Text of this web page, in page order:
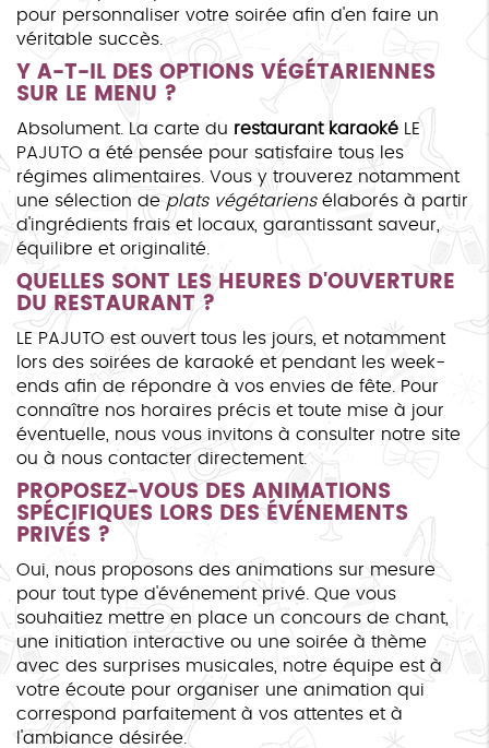
pour personnaliser votre soirée afin d'en faire un
véritable succès.
Y A-T-IL DES OPTIONS VÉGÉTARIENNES
SUR LE MENU ?
Absolument. La carte du restaurant karaoké LE
PAJUTO a été pensée pour satisfaire tous les
régimes alimentaires. Vous y trouverez notamment
une sélection deplats végétariensélaborés à partir
d'ingrédients frais et locaux, garantissant saveur,
équilibre et originalité.
QUELLES SONT LES HEURES D'OUVERTURE
DU RESTAURANT ?
LE PAJUTO est ouvert tous les jours, et notamment
lors des soirées de karaoké et pendant les week-
ends afin de répondre à vos envies de fête. Pour
connaître nos horaires précis et toute mise à jour
éventuelle, nous vous invitons à consulter notre site
ou à nous contacter directement.
PROPOSEZ-VOUS DES ANIMATIONS
SPÉCIFIQUES LORS DES ÉVÉNEMENTS
PRIVÉS ?
Oui, nous proposons des animations sur mesure
pour tout type d'événement privé. Que vous
souhaitiez mettre en place un concours de chant,
une initiation interactive ou une soirée à thème
avec des surprises musicales, notre équipe est à
votre écoute pour organiser une animation qui
correspond parfaitement à vos attentes et à
l'ambiance désirée.